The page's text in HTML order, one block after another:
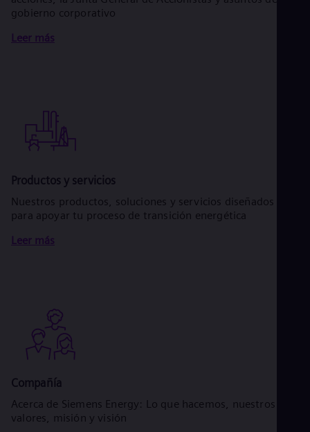
gobierno corporativo
Leer más
Productos y servicios
Nuestros productos, soluciones y servicios diseñados
para apoyar tu proceso de transición energética
Leer más
Compañía
Acerca de Siemens Energy: Lo que hacemos, nuestros
valores, misión y visión